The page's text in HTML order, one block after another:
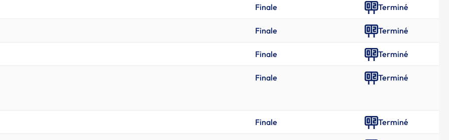
Finale Terminé
Finale Terminé
Finale Terminé
Finale Terminé
Finale Terminé